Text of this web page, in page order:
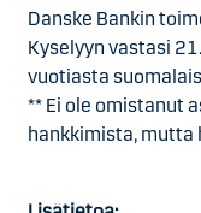
Danske Bankin
Kyselyyn vastasi
vuotiasta
** Ei ole omistanut
hankkimista, mutta